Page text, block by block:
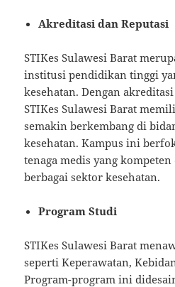
Akreditasi dan Reputasi
STIKes Sulawesi Barat
institusi pendidikan tinggi
kesehatan. Dengan
STIKes Sulawesi Barat
semakin berkembang di
kesehatan. Kampus ini
tenaga medis yang
berbagai sektor kesehatan.
Program Studi
STIKes Sulawesi Barat
seperti Keperawatan,
Program-program ini